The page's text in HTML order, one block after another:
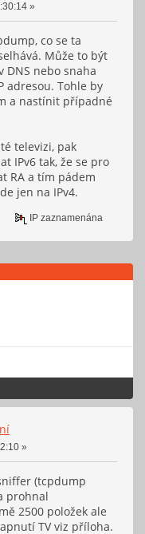
»
co se ta
Může to být
nebo snaha
adresou. Tohle by
a nastínit případné
televizi, pak
IPv6 tak, že se pro
RA a tím pádem
jen na IPv4.
IP zaznamenána
»
(tcpdump
prohnal
2500 položek ale
TV viz příloha.